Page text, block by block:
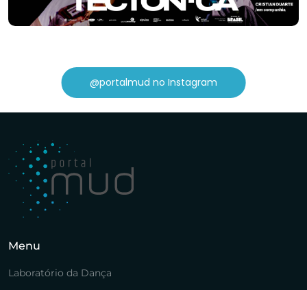
@portalmud no Instagram
Menu
Laboratório da Dança